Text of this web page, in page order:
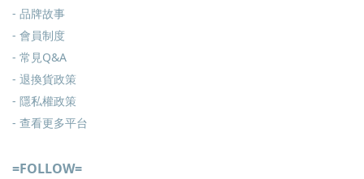
- 品牌故事
- 會員制度
- 常見Q&A
- 退換貨政策
- 隱私權政策
- 查看更多平台
=FOLLOW=